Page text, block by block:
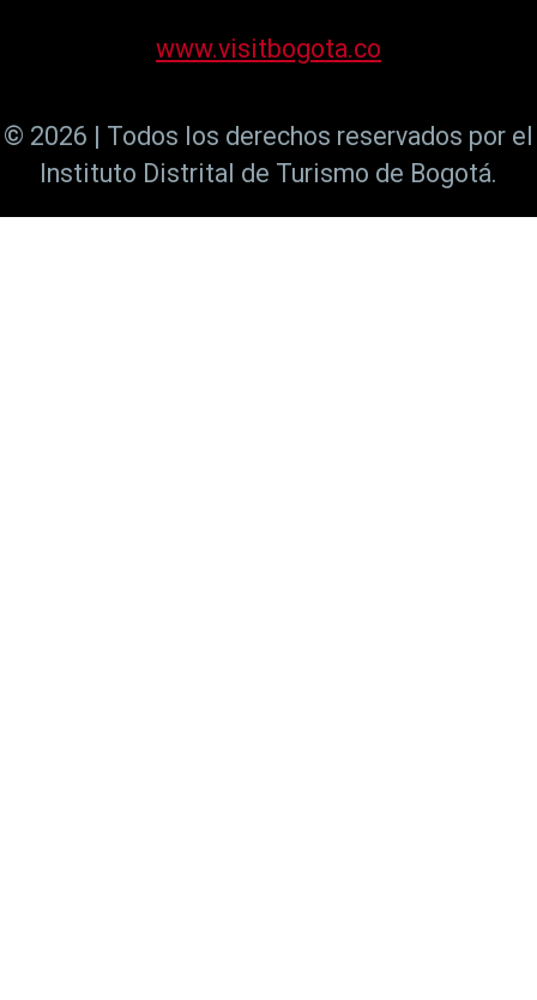
www.visitbogota.co
© 2026 | Todos los derechos reservados por el
Instituto Distrital de Turismo de Bogotá.